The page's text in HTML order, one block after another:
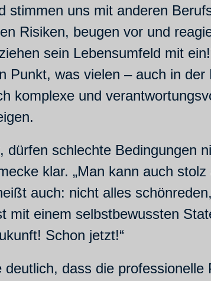
stimmen uns mit anderen
Risiken, beugen vor und
sein Lebensumfeld mit
Punkt, was vielen – auch in
komplexe und
schlechte Bedingungen
klar. „Man kann auch
auch: nicht alles
einem selbstbewussten
Schon jetzt!“
dass die